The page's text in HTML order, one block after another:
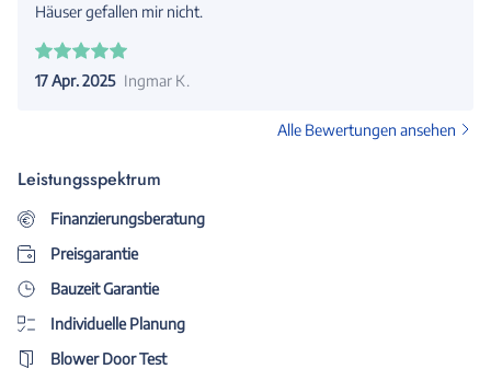
Häuser gefallen mir nicht.
17 Apr. 2025 Ingmar K.
Alle Bewertungen ansehen
Leistungsspektrum
Finanzierungsberatung
Preisgarantie
Bauzeit Garantie
Individuelle Planung
Blower Door Test